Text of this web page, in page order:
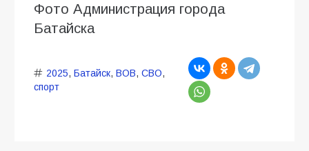
Фото Администрация города
Батайска
2025, Батайск, ВОВ, СВО,
спорт